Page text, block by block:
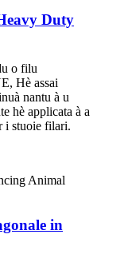
Duty
o filu
Hè assai
nantu à u
hè applicata à a
i stuoie filari.
in